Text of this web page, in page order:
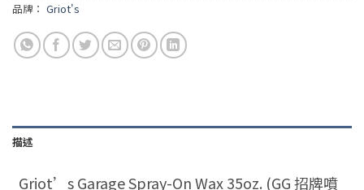
品牌： Griot's
描述
Griot’s Garage Spray-On Wax 35oz. (GG 招牌噴